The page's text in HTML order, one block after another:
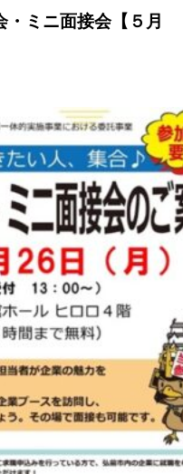
・ミニ面接会【５月